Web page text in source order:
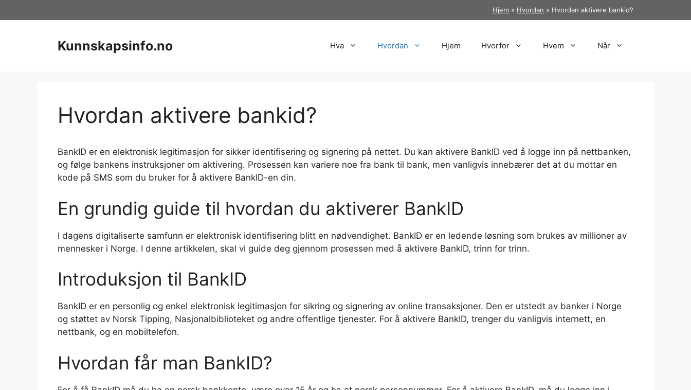
til
Hjem » Hvordan » Hvordan aktivere bankid?
Kunnskapsinfo.no Hva Hvordan Hjem Hvorfor Hvem Når
Hvordan aktivere bankid?
BankID er en elektronisk legitimasjon for sikker identifisering og signering på nettet. Du kan aktivere BankID ved å logge inn på nettbanken,
og følge bankens instruksjoner om aktivering. Prosessen kan variere noe fra bank til bank, men vanligvis innebærer det at du mottar en
kode på SMS som du bruker for å aktivere BankID-en din.
En grundig guide til hvordan du aktiverer BankID
I dagens digitaliserte samfunn er elektronisk identifisering blitt en nødvendighet. BankID er en ledende løsning som brukes av millioner av
mennesker i Norge. I denne artikkelen, skal vi guide deg gjennom prosessen med å aktivere BankID, trinn for trinn.
Introduksjon til BankID
BankID er en personlig og enkel elektronisk legitimasjon for sikring og signering av online transaksjoner. Den er utstedt av banker i Norge
og støttet av Norsk Tipping, Nasjonalbiblioteket og andre offentlige tjenester. For å aktivere BankID, trenger du vanligvis internett, en
nettbank, og en mobiltelefon.
Hvordan får man BankID?